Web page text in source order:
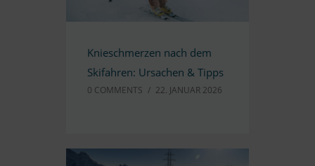
Knie­schmer­zen nach dem
Ski­fah­ren: Ur­sa­chen & Tipps
0 COMM­ENTS / 22. JA­NUAR 2026